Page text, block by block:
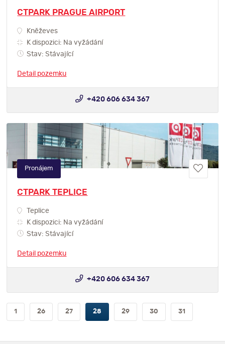
CTPARK PRAGUE AIRPORT
Kněževes
K dispozici: Na vyžádání
Stav: Stávající
Detail pozemku
+420 606 634 367
CTPARK TEPLICE
Teplice
K dispozici: Na vyžádání
Stav: Stávající
Detail pozemku
Pronájem
+420 606 634 367
1 26 27 28 29 30 31